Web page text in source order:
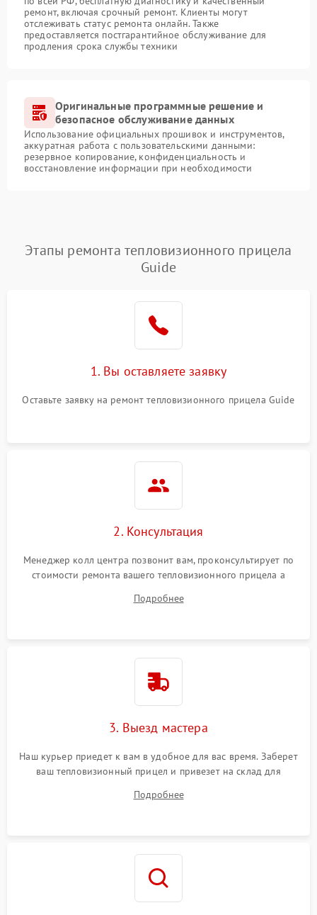
ремонт, включая срочный ремонт. Клиенты могут
отслеживать статус ремонта онлайн. Также
предоставляется постгарантийное обслуживание для
продления срока службы техники
Оригинальные программные решение и
безопасное обслуживание данных
Использование официальных прошивок и инструментов,
аккуратная работа с пользовательскими данными:
резервное копирование, конфиденциальность и
восстановление информации при необходимости
Этапы ремонта тепловизионного прицела
Guide
1. Вы оставляете заявку
Оставьте заявку на ремонт тепловизионного прицела Guide
2. Консультация
Менеджер колл центра позвонит вам, проконсультирует по
стоимости ремонта вашего тепловизионного прицела а
Подробнее
3. Выезд мастера
Наш курьер приедет к вам в удобное для вас время. Заберет
ваш тепловизионный прицел и привезет на склад для
Подробнее